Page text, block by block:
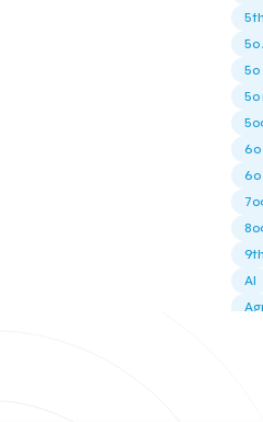
5ο
5ο
5ο
6ο
AI